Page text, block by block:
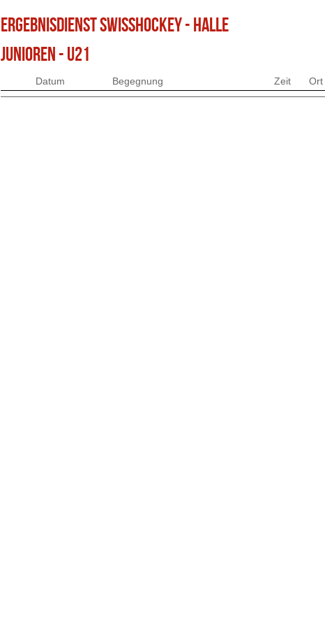
ERGEBNISDIENST SWISSHOCKEY - HALLE
JUNIOREN - U21
Datum Begegnung Zeit Ort